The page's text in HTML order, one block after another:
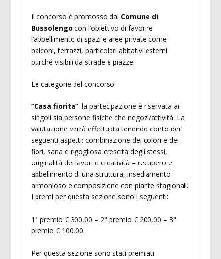
Il concorso è promosso dal Comune di
Bussolengo con l’obiettivo di favorire
l’abbellimento di spazi e aree private come
balconi, terrazzi, particolari abitativi esterni
purché visibili da strade e piazze.
Le categorie del concorso:
“Casa fiorita”: la partecipazione è riservata ai
singoli sia persone fisiche che negozi/attività. La
valutazione verrà effettuata tenendo conto dei
seguenti aspetti: combinazione dei colori e dei
fiori, sana e rigogliosa crescita degli stessi,
originalità dei lavori e creatività – recupero e
abbellimento di una struttura, insediamento
armonioso e composizione con piante stagionali.
I premi per questa sezione sono i seguenti:
1° premio € 300,00 – 2° premio € 200,00 – 3°
premio € 100,00.
Per questa sezione sono stati premiati